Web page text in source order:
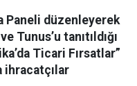
Paneli düzenleyerek
Tunus’u tanıtıldığı
Ticari Fırsatlar”
ihracatçılar